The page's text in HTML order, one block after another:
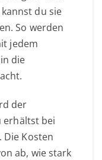
du sie
So werden
jedem
die
der
bei
Die Kosten
ab, wie stark